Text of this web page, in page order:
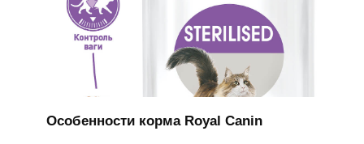
Особенности корма Royal Canin